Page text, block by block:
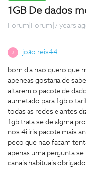
1GB De dados
Forum|Forum|7 years
joão reis44
bom dia nao quero que
apeneas gostaria de
altarem o pacote de
aumetado para 1gb o
todas as redes e antes
1gb trata se de algma
nos 4i iris pacote mais
peco que nao facam
apenas uma pergunta
canais habituais obrigado